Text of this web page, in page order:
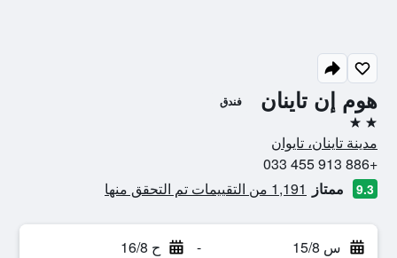
هوم إن تاينان فندق
2 نجمتين
مدينة تاينان، تايوان
+886 913 455 033
9.3 ممتاز 1,191 من التقييمات تم التحقق منها
س 15/8 - ح 16/8